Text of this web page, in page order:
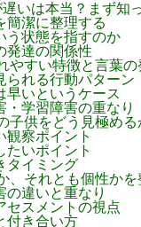
いは本当？まず知
簡潔に整理する
う状態を指すのか
発達の関係性
やすい特徴と言葉
られる行動パターン
早いというケース
・学習障害の重なり
子供をどう見極める
観察ポイント
たいポイント
タイミング
、それとも個性か
の違いと重なり
セスメントの視点
付き合い方